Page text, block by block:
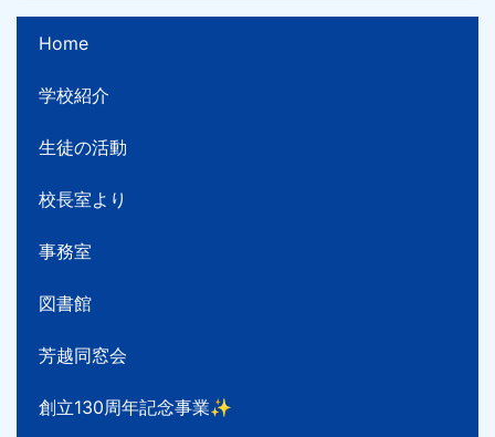
Home
学校紹介
生徒の活動
校長室より
事務室
図書館
芳越同窓会
創立130周年記念事業✨